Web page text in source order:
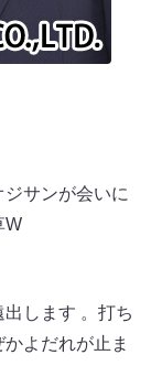
サンが会いに
W
します 。打ち
よだれが止ま